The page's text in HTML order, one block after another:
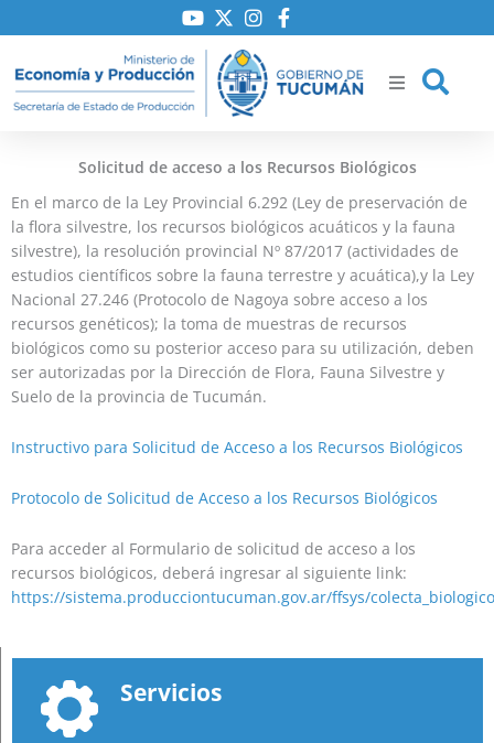
al
Solicitud de acceso a los Recursos Biológicos
En el marco de la Ley Provincial 6.292 (Ley de preservación de
la flora silvestre, los recursos biológicos acuáticos y la fauna
silvestre), la resolución provincial Nº 87/2017 (actividades de
estudios científicos sobre la fauna terrestre y acuática),y la Ley
Nacional 27.246 (Protocolo de Nagoya sobre acceso a los
recursos genéticos); la toma de muestras de recursos
biológicos como su posterior acceso para su utilización, deben
ser autorizadas por la Dirección de Flora, Fauna Silvestre y
Suelo de la provincia de Tucumán.
Instructivo para Solicitud de Acceso a los Recursos Biológicos
Protocolo de Solicitud de Acceso a los Recursos Biológicos
Para acceder al Formulario de solicitud de acceso a los
recursos biológicos, deberá ingresar al siguiente link:
https://sistema.producciontucuman.gov.ar/ffsys/colecta_biologico
Servicios